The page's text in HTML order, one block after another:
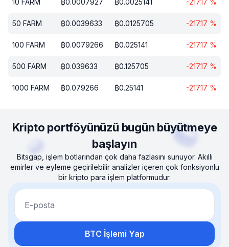
10 FARM ₿0.0007927 ₿0.0025141 -217.17 %
50 FARM ₿0.0039633 ₿0.0125705 -217.17 %
100 FARM ₿0.0079266 ₿0.025141 -217.17 %
500 FARM ₿0.039633 ₿0.125705 -217.17 %
1000 FARM ₿0.079266 ₿0.25141 -217.17 %
Kripto portföyünüzü bugün büyütmeye
başlayın
Bitsgap, işlem botlarından çok daha fazlasını sunuyor. Akıllı
emirler ve eyleme geçirilebilir analizler içeren çok fonksiyonlu
bir kripto para işlem platformudur.
E-posta
BTC İşlemi Yap